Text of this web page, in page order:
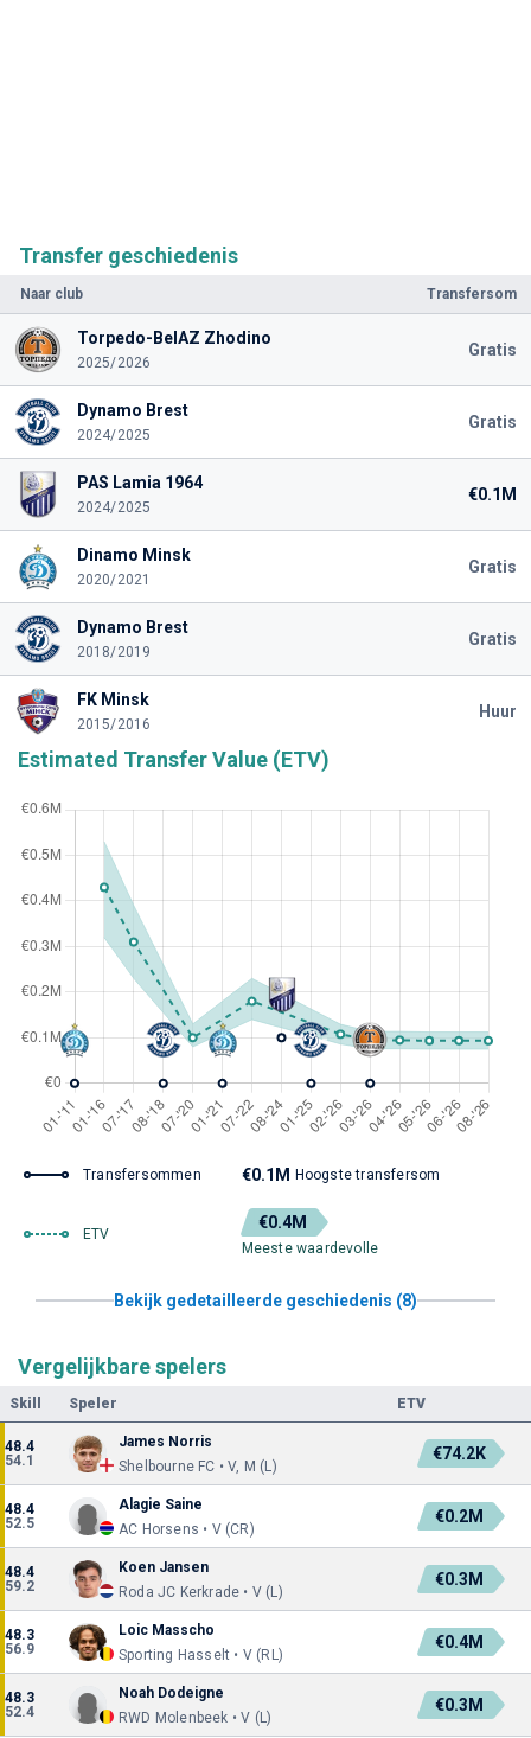
Transfer geschiedenis
Naar club Transfersom
Torpedo-BelAZ Zhodino
2025/2026
Gratis
Dynamo Brest
2024/2025
Gratis
PAS Lamia 1964
2024/2025
€0.1M
Dinamo Minsk
2020/2021
Gratis
Dynamo Brest
2018/2019
Gratis
FK Minsk
2015/2016
Huur
Estimated Transfer Value (ETV)
Transfersommen €0.1M Hoogste transfersom
ETV
€0.4M
Meeste waardevolle
Bekijk gedetailleerde geschiedenis (8)
Vergelijkbare spelers
Skill Speler ETV
48.4
54.1
James Norris
Shelbourne FC • V, M (L)
€74.2K
48.4
52.5
Alagie Saine
AC Horsens • V (CR)
€0.2M
48.4
59.2
Koen Jansen
Roda JC Kerkrade • V (L)
€0.3M
48.3
56.9
Loic Masscho
Sporting Hasselt • V (RL)
€0.4M
48.3
52.4
Noah Dodeigne
RWD Molenbeek • V (L)
€0.3M